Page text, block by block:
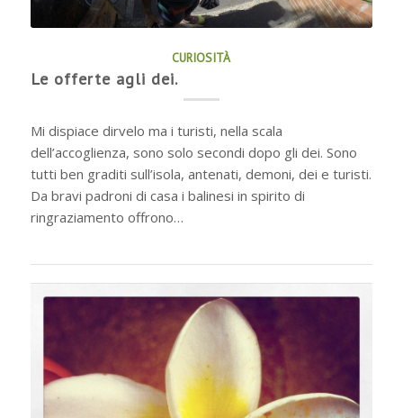
CURIOSITÀ
Le offerte agli dei.
Mi dispiace dirvelo ma i turisti, nella scala
dell’accoglienza, sono solo secondi dopo gli dei. Sono
tutti ben graditi sull’isola, antenati, demoni, dei e turisti.
Da bravi padroni di casa i balinesi in spirito di
ringraziamento offrono…